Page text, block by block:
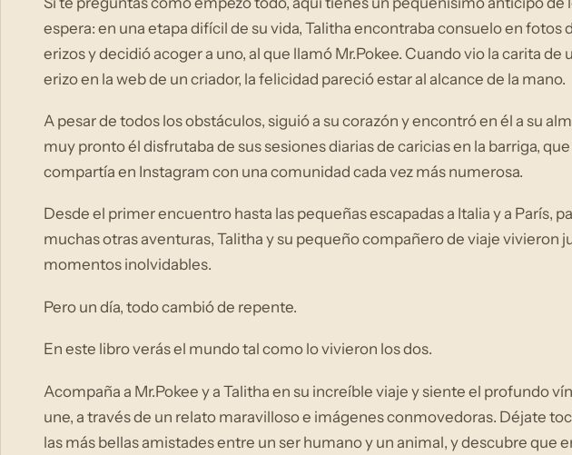
espera: en una etapa difícil de su vida, Talitha encontraba consuelo en fotos
erizos y decidió acoger a uno, al que llamó Mr.Pokee. Cuando vio la carita de
erizo en la web de un criador, la felicidad pareció estar al alcance de la mano.
A pesar de todos los obstáculos, siguió a su corazón y encontró en él a su
muy pronto él disfrutaba de sus sesiones diarias de caricias en la barriga,
compartía en Instagram con una comunidad cada vez más numerosa.
Desde el primer encuentro hasta las pequeñas escapadas a Italia y a París,
muchas otras aventuras, Talitha y su pequeño compañero de viaje vivieron
momentos inolvidables.
Pero un día, todo cambió de repente.
En este libro verás el mundo tal como lo vivieron los dos.
Acompaña a Mr.Pokee y a Talitha en su increíble viaje y siente el profundo
une, a través de un relato maravilloso e imágenes conmovedoras. Déjate
las más bellas amistades entre un ser humano y un animal, y descubre que